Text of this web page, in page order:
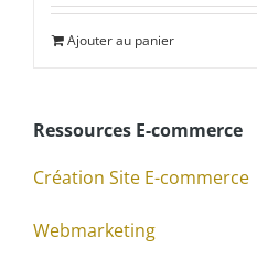
Ajouter au panier
Ressources E-commerce
Création Site E-commerce
Webmarketing